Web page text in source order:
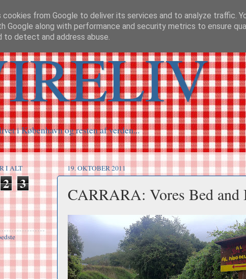
i København og resten af verden...
19. OKTOBER 2011
CARRARA: Vores Bed and
I ALT
2 3
cookies from Google to deliver its services and to analyze traffic.
Google along with performance and security metrics to ensure
to detect and address abuse.